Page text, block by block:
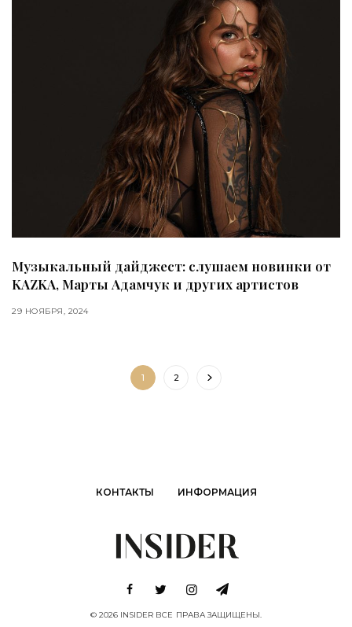
Музыкальный дайджест: слушаем новинки от
KAZKA, Марты Адамчук и других артистов
29 НОЯБРЯ, 2024
1 2
КОНТАКТЫ ИНФОРМАЦИЯ
© 2026 INSIDER ВСЕ ПРАВА ЗАЩИЩЕНЫ.